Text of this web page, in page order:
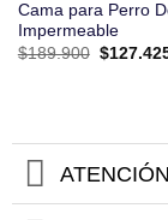
Cama para Perro
Impermeable
$189.900 El
$